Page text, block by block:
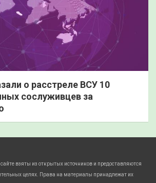
о расстреле ВСУ 10
сослуживцев за
взяты из открытых источников и предоставляются
целях. Права на материалы принадлежат их